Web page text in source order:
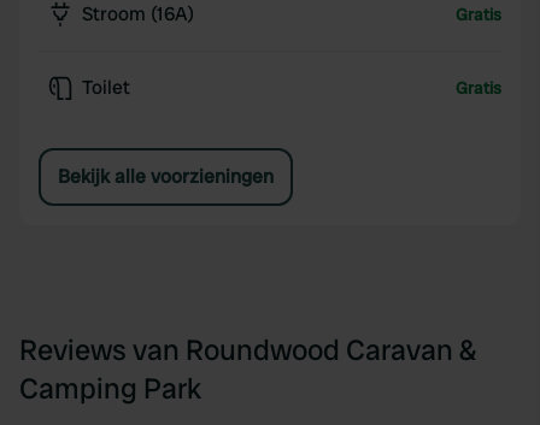
Stroom (16A) Gratis
Toilet Gratis
Bekijk alle voorzieningen
Reviews van Roundwood Caravan &
Camping Park